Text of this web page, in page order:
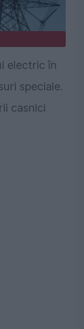
electric în
speciale.
casnici